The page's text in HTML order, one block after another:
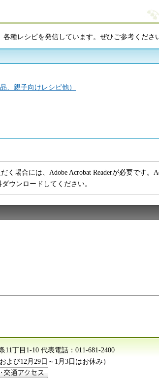
種レシピを発信しています。ぜひご参考くださ
、親子向けレシピ他）
く場合には、Adobe Acrobat Readerが必要です。
ウンロードしてください。
11丁目1-10 代表電話： 011-681-2400
び12月29日～1月3日はお休み）
通アクセス